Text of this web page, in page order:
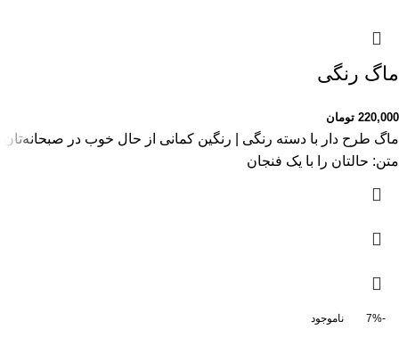
ماگ رنگی
220,000 تومان
ماگ طرح دار با دسته رنگی | رنگین کمانی از حال خوب در صبحانه‌تان!
متن: حالتان را با یک فنجان
-7% ناموجود